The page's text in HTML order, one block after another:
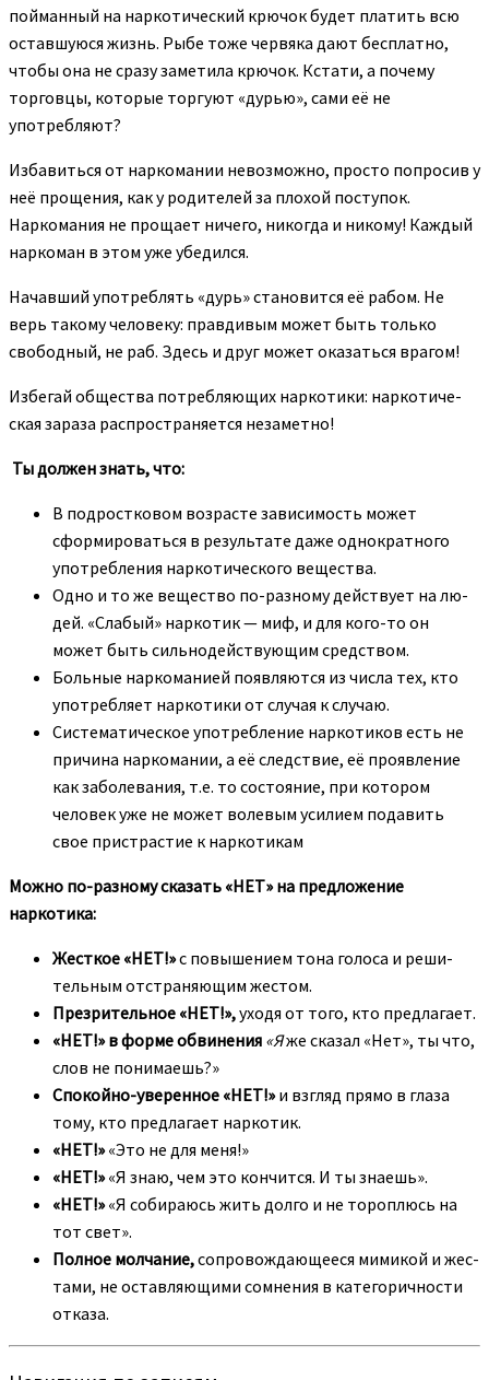
пойманный на наркотический крючок будет платить всю
оставшуюся жизнь. Рыбе тоже червяка дают бесплатно,
чтобы она не сразу заметила крючок. Кстати, а почему
торговцы, которые торгуют «дурью», сами её не
употребляют?
Избавиться от наркомании невозможно, просто попросив у
неё прощения, как у родителей за плохой поступок.
Наркомания не прощает ничего, никогда и никому! Каждый
наркоман в этом уже убедился.
Начавший употреблять «дурь» становится её рабом. Не
верь такому человеку: правдивым может быть только
свобод­ный, не раб. Здесь и друг может оказаться врагом!
Избегай общества потребляющих наркотики: наркотиче­
ская зараза распространяется незаметно!
Ты должен знать, что:
В подростковом возрасте зависимость может
сформи­роваться в результате даже однократного
употребления нарко­тического вещества.
Одно и то же вещество по-разному действует на лю­
дей. «Слабый» наркотик — миф, и для кого-то он
может быть сильнодействующим средством.
Больные наркоманией появляются из числа тех, кто
употребляет наркотики от случая к случаю.
Систематическое употребление наркотиков есть не
причина наркомании, а её следствие, её проявление
как заболе­вания, т.е. то состояние, при котором
человек уже не может во­левым усилием подавить
свое пристрастие к наркотикам
Можно по-разному сказать «НЕТ» на предложение
наркотика:
Жесткое «НЕТ!»с повышением тона голоса и реши­
тельным отстраняющим жестом.
Презрительное «НЕТ!»,уходя от того, кто предлагает.
«НЕТ!» в форме обвинения «Яже сказал «Нет», ты что,
слов не понимаешь?»
Спокойно-уверенное «НЕТ!»и взгляд прямо в глаза
тому, кто предлагает наркотик.
«НЕТ!»«Это не для меня!»
«НЕТ!»«Я знаю, чем это кончится. И ты знаешь».
«НЕТ!»«Я собираюсь жить долго и не тороплюсь на
тот свет».
Полное молчание,сопровождающееся мимикой и жес­
тами, не оставляющими сомнения в категоричности
отказа.